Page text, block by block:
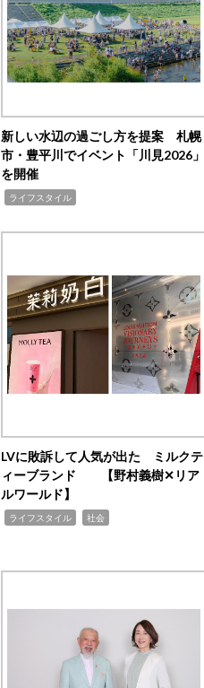
新しい水辺の過ごし方を提案 札幌
市・豊平川でイベント「川見2026」
を開催
ライフスタイル
LVに敗訴して人気が出た ミルクテ
ィーブランド 【野村義樹✕リア
ルワールド】
ライフスタイル 社会